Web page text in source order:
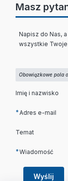
Masz
Napisz do Nas,
wszystkie Twoje
Obowiązkowe pola
Imię i nazwisko
* Adres e-mail
Temat
*Wiadomość
Wyślij